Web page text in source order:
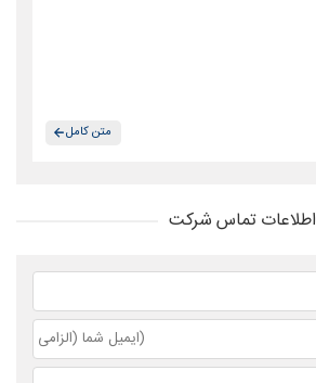
متن کامل
اطلاعات تماس شرکت